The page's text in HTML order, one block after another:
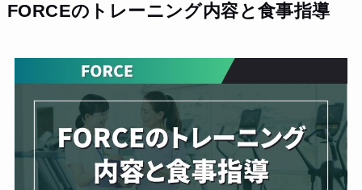
FORCEのトレーニング内容と食事指導